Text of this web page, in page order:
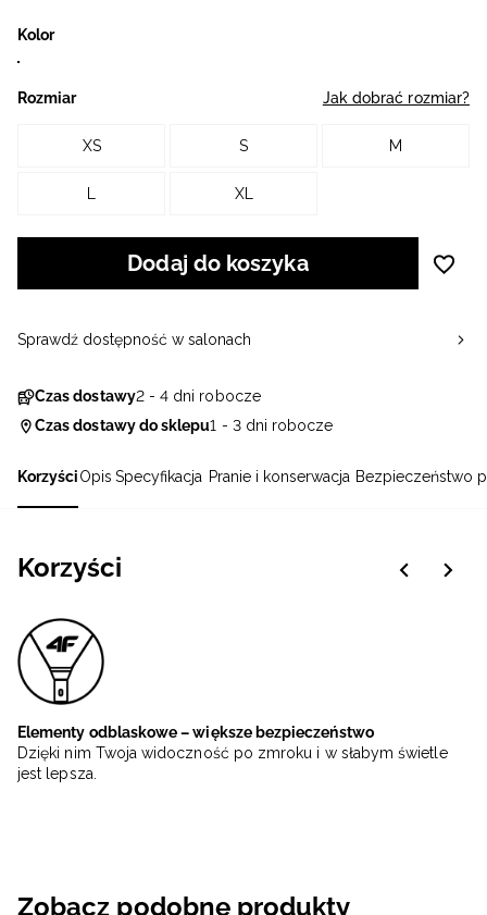
KorzyściOpis Specyfikacja Pranie i konserwacja Bezpieczeństwo
Korzyści
Elementy odblaskowe – większe bezpieczeństwo
Dzięki nim Twoja widoczność po zmroku i w słabym świetle
jest lepsza.
Kolor
Rozmiar Jak dobrać rozmiar?
XS S M
L XL
Dodaj do koszyka
Czas dostawy2 - 4 dni robocze
Czas dostawy do sklepu1 - 3 dni robocze
Sprawdź dostępność w salonach
Zobacz podobne produkty